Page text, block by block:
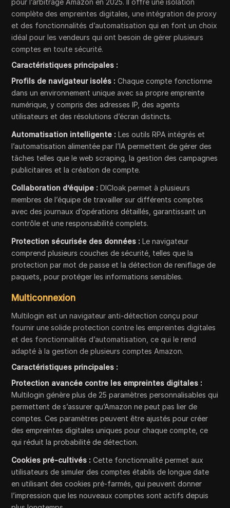
pour l’arbitrage Amazon en 2025. Il offre une isolation
complète des empreintes digitales, une intégration de proxy
et des fonctionnalités d’automatisation qui en font un choix
idéal pour les vendeurs qui ont besoin de gérer plusieurs
comptes en toute sécurité.
Caractéristiques principales :
Profils de navigateur isolés : Chaque compte fonctionne
dans un environnement unique avec sa propre empreinte
numérique, y compris des adresses IP, des agents
utilisateurs et des résolutions d’écran distincts.
Automatisation intelligente : Les outils RPA intégrés et
l’automatisation alimentée par l’IA permettent de gérer des
tâches telles que le web scraping, la gestion des campagnes
publicitaires et la création de compte.
Collaboration d’équipe : DICloak permet à plusieurs
membres de l’équipe de travailler sur différents comptes
avec des journaux d’opérations détaillés, garantissant un
contrôle et une responsabilité complets.
Protection sécurisée des données : Le navigateur
comprend plusieurs couches de sécurité, telles que la
protection par mot de passe et la détection de reniflage de
paquets, pour protéger les informations sensibles.
Multiconnexion
Multilogin est un navigateur anti-détection conçu pour
fournir une solide protection contre les empreintes digitales
et des fonctionnalités d’automatisation, ce qui le rend
adapté à la gestion de plusieurs comptes Amazon.
Caractéristiques principales :
Protection avancée contre les empreintes digitales :
Multilogin génère plus de 25 paramètres personnalisables qui
permettent de s’assurer qu’Amazon ne peut pas lier de
comptes. Ces paramètres peuvent être ajustés pour créer
des empreintes digitales uniques pour chaque compte, ce
qui réduit la probabilité de détection.
Cookies pré-cultivés : Cette fonctionnalité permet aux
utilisateurs de simuler des comptes établis de longue date
en utilisant des cookies pré-farmés, qui peuvent donner
l’impression que les nouveaux comptes sont actifs depuis